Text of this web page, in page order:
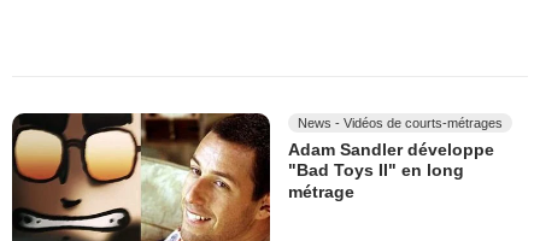
News - Vidéos de courts-métrages
Adam Sandler développe
"Bad Toys II" en long
métrage